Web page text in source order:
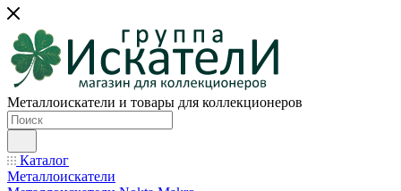
Металлоискатели и товары для коллекционеров
Каталог
Металлоискатели